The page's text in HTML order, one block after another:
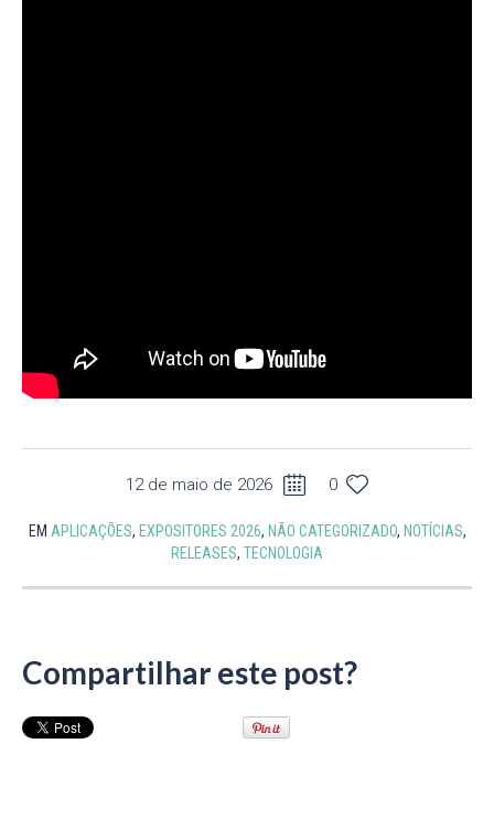
12 de maio de 2026 0
EM APLICAÇÕES, EXPOSITORES 2026, NÃO CATEGORIZADO, NOTÍCIAS,
RELEASES, TECNOLOGIA
Compartilhar este post?